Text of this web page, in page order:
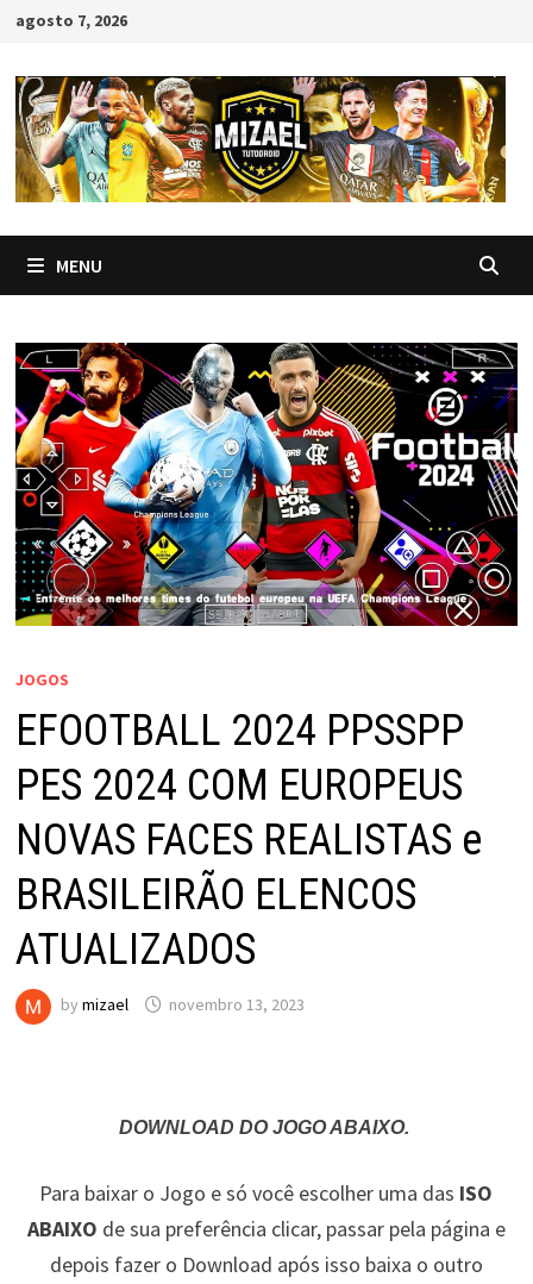
Skip
content
agosto 7, 2026
MENU
JOGOS
EFOOTBALL 2024 PPSSPP
PES 2024 COM EUROPEUS
NOVAS FACES REALISTAS e
BRASILEIRÃO ELENCOS
ATUALIZADOS
by mizael novembro 13, 2023
DOWNLOAD DO JOGO ABAIXO.
Para baixar o Jogo e só você escolher uma das ISO
ABAIXO de sua preferência clicar, passar pela página e
depois fazer o Download após isso baixa o outro